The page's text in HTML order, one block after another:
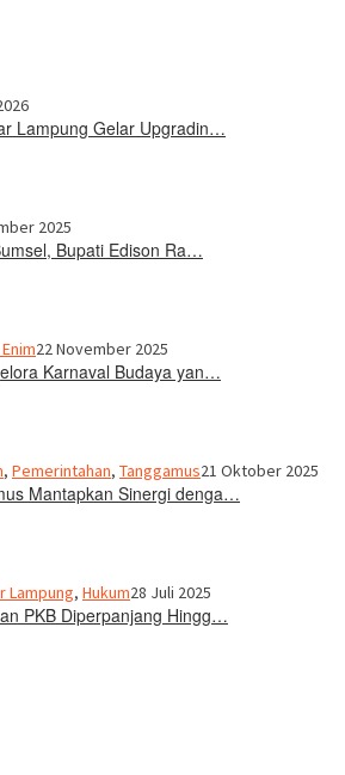
Lampung Gelar Upgradin…
2025
Bupati Edison Ra…
22 November 2025
Karnaval Budaya yan…
, Pemerintahan, Tanggamus21 Oktober 2025
Mantapkan Sinergi denga…
Lampung, Hukum28 Juli 2025
PKB Diperpanjang Hingg…